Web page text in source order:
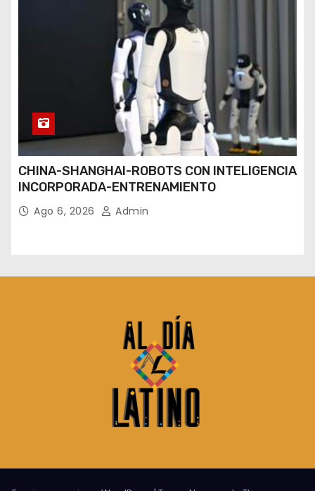
CHINA-SHANGHAI-ROBOTS CON INTELIGENCIA
INCORPORADA-ENTRENAMIENTO
Ago 6, 2026 Admin